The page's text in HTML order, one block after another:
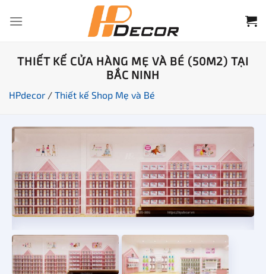
đến
THIẾT KẾ CỬA HÀNG MẸ VÀ BÉ (50M2) TẠI
BẮC NINH
HPdecor / Thiết kế Shop Mẹ và Bé